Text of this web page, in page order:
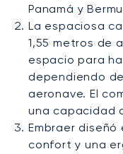
Panamá y
La espaciosa
1,55 metros de
espacio para
dependiendo
aeronave. El
una capacidad
Embraer diseñó
confort y una